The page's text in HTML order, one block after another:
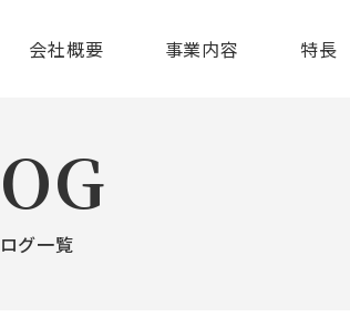
会社概要 事業内容 特長
グ一覧